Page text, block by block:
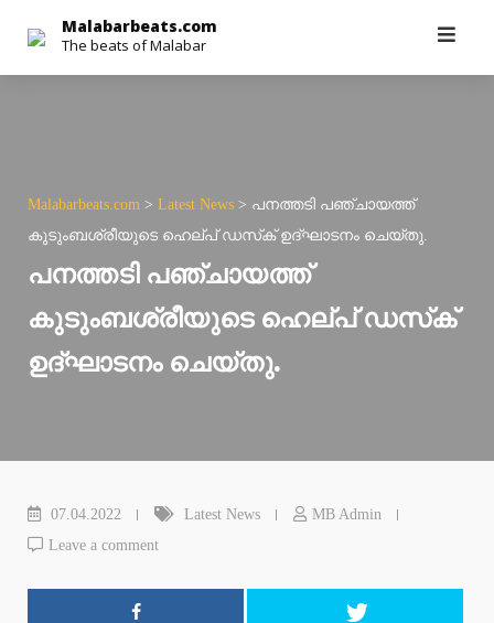
content
Malabarbeats.com
The beats of Malabar
Malabarbeats.com > Latest News > പനത്തടി പഞ്ചായത്ത്
കുടുംബശ്രീയുടെ ഹെല്പ് ഡസ്‌ക് ഉദ്ഘാടനം ചെയ്തു.
പനത്തടി പഞ്ചായത്ത്
കുടുംബശ്രീയുടെ ഹെല്പ് ഡസ്‌ക്
ഉദ്ഘാടനം ചെയ്തു.
07.04.2022 Latest News
MB Admin
Leave a comment